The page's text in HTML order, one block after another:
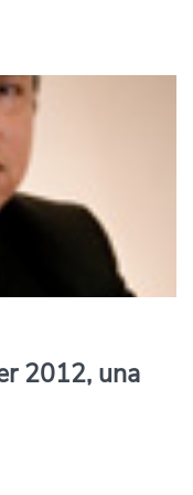
2012, una